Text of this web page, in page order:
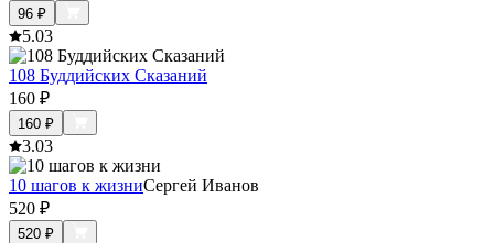
96 ₽
5.03
108 Буддийских Сказаний
160 ₽
160 ₽
3.03
10 шагов к жизниСергей Иванов
520 ₽
520 ₽